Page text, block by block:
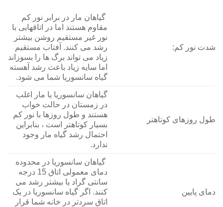
شدت نور کم:
گیاهان مار در برابر نور کم
مقاوم هستند اما در اتاقهایی با
نور غیر مستقیم روشن بیشتر
رشد می کنند. آفتاب مستقیم
زیاد می تواند برگ ها را بسوزاند
اما سایه زیاد باعث رشد آهسته
گیاه سانسوریا شما می شود.
طول روزهای کوتاهتر
گیاهان سانسوریا یا مار اغلب
در زمستان در حالت خواب
هستند و طول روزها با نور کم
بسیار کوتاهتر است ، بنابراین
احتمال رشد گیاه مار وجود
ندارد.
دمای پایین
گیاهان سانسوریا در محدوده
دمای معمولی اتاق 15 درجه
سانتی گراد یا بیشتر رشد می
کنند. اگر گیاه سانسوریا در یک
اتاق سردتر در خانه شما قرار